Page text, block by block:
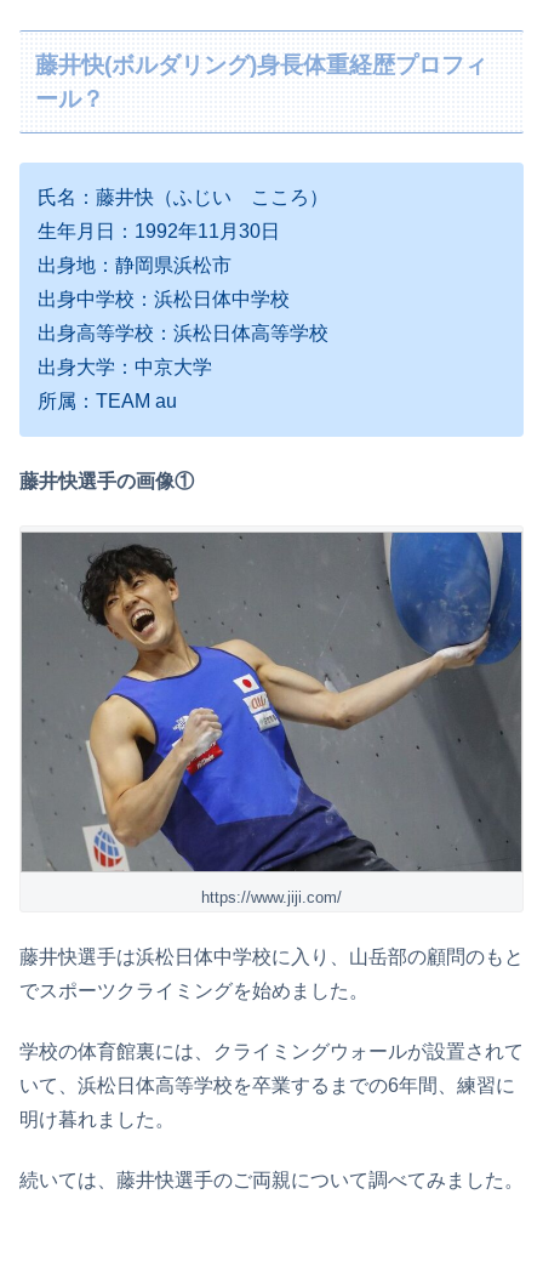
藤井快(ボルダリング)身長体重経歴プロフィ
ール？
氏名：藤井快（ふじい こころ）
生年月日：1992年11月30日
出身地：静岡県浜松市
出身中学校：浜松日体中学校
出身高等学校：浜松日体高等学校
出身大学：中京大学
所属：TEAM au
藤井快選手の画像①
https://www.jiji.com/
藤井快選手は浜松日体中学校に入り、山岳部の顧問のもと
でスポーツクライミングを始めました。
学校の体育館裏には、クライミングウォールが設置されて
いて、浜松日体高等学校を卒業するまでの6年間、練習に
明け暮れました。
続いては、藤井快選手のご両親について調べてみました。